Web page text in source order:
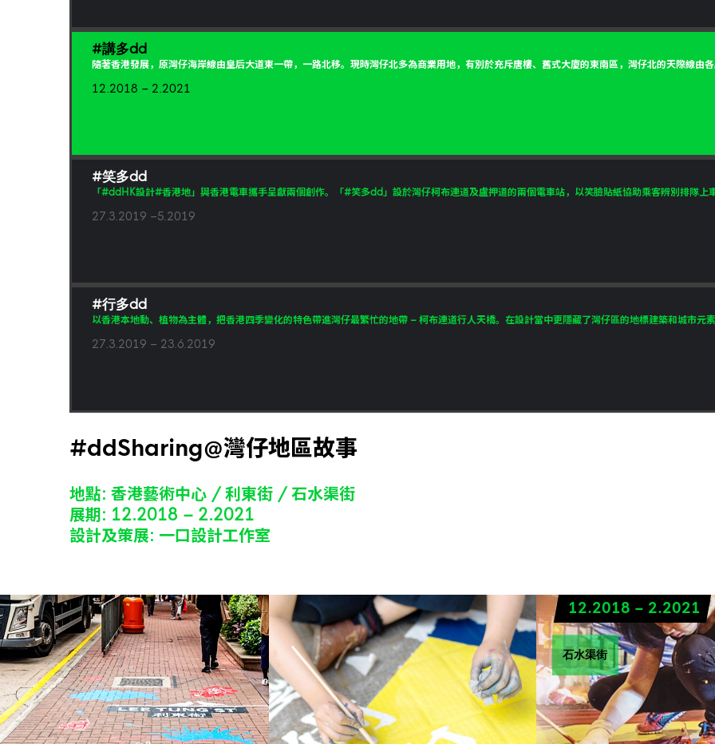
#講多dd
隨著香港發展，原灣仔海岸線由皇后大道東一帶，一路北移。現時灣仔北多為商業用地，有別於充斥唐樓、舊式大廈的東南區，灣仔北的天際線由
12.2018 – 2.2021
#笑多dd
「#ddHK設計#香港地」與香港電車攜手呈獻兩個創作。「#笑多dd」設於灣仔柯布連道及盧押道的兩個電車站，以笑臉貼紙協助乘客辨別排隊上
27.3.2019 –5.2019
#行多dd
以香港本地動、植物為主體，把香港四季變化的特色帶進灣仔最繁忙的地帶 – 柯布連道行人天橋。在設計當中更隱藏了灣仔區的地標建築和城市元
27.3.2019 – 23.6.2019
#ddSharing@灣仔地區故事
地點: 香港藝術中心 / 利東街 / 石水渠街
展期: 12.2018 – 2.2021
設計及策展: 一口設計工作室
12.2018 – 2.2021
石水渠街